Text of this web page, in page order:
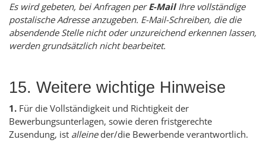
Es wird gebeten, bei Anfragen perE-MailIhre vollständige
postalische Adresse anzugeben. E-Mail-Schreiben, die die
absendende Stelle nicht oder unzureichend erkennen lassen,
werden grundsätzlich nicht bearbeitet.
15. Weitere wichtige Hinweise
1. Für die Vollständigkeit und Richtigkeit der
Bewerbungsunterlagen, sowie deren fristgerechte
Zusendung, ist alleineder/die Bewerbende verantwortlich.